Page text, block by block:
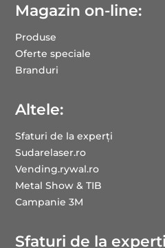
Magazin on-line:
Produse
Oferte speciale
Branduri
Altele:
Sfaturi de la experți
Sudarelaser.ro
Vending.rywal.ro
Metal Show & TIB
Campanie 3M
Sfaturi de la